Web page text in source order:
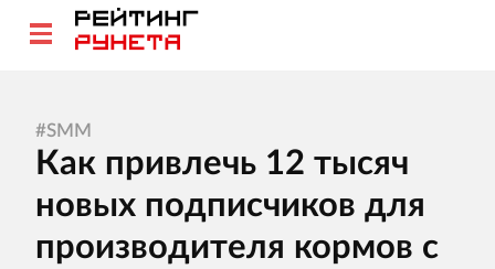
#SMM
Как привлечь 12 тысяч
новых подписчиков для
производителя кормов с